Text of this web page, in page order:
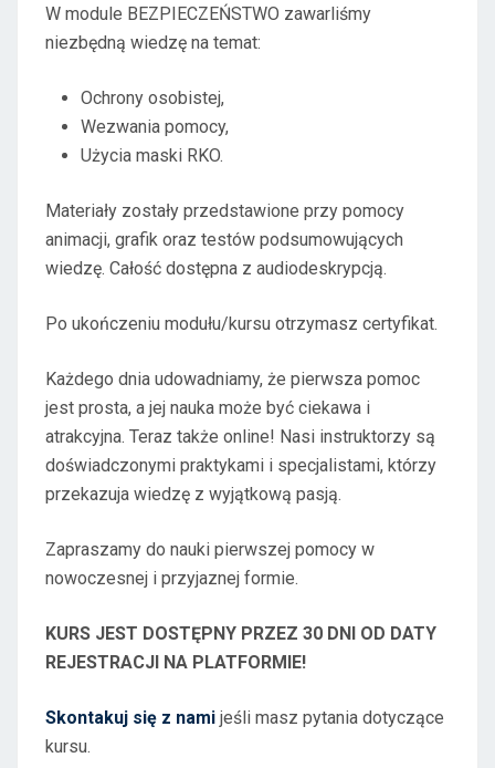
W module BEZPIECZEŃSTWO zawarliśmy
niezbędną wiedzę na temat:
Ochrony osobistej,
Wezwania pomocy,
Użycia maski RKO.
Materiały zostały przedstawione przy pomocy
animacji, grafik oraz testów podsumowujących
wiedzę. Całość dostępna z audiodeskrypcją.
Po ukończeniu modułu/kursu otrzymasz certyfikat.
Każdego dnia udowadniamy, że pierwsza pomoc
jest prosta, a jej nauka może być ciekawa i
atrakcyjna. Teraz także online! Nasi instruktorzy są
doświadczonymi praktykami i specjalistami, którzy
przekazuja wiedzę z wyjątkową pasją.
Zapraszamy do nauki pierwszej pomocy w
nowoczesnej i przyjaznej formie.
KURS JEST DOSTĘPNY PRZEZ 30 DNI OD DATY
REJESTRACJI NA PLATFORMIE!
Skontakuj się z nami jeśli masz pytania dotyczące
kursu.